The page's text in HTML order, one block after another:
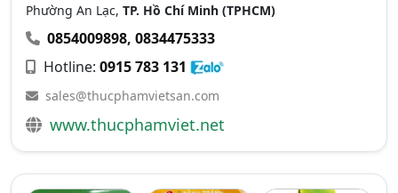
Phường An Lạc, TP. Hồ Chí Minh (TPHCM)
0854009898, 0834475333
Hotline: 0915 783 131
sales@thucphamvietsan.com
www.thucphamviet.net